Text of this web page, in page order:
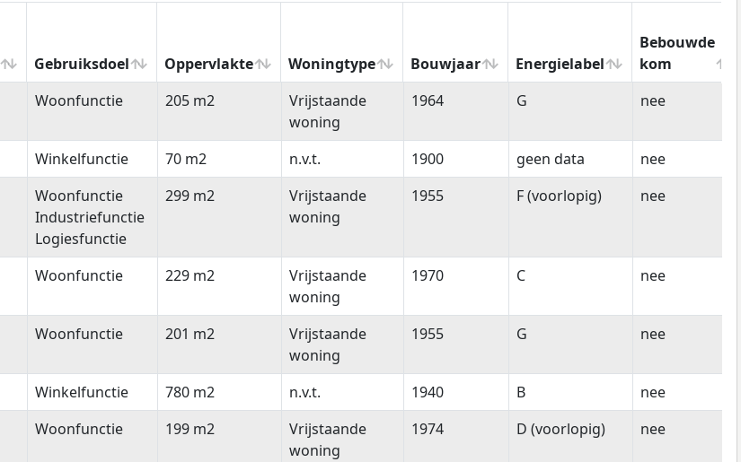
Gebruiksdoel Oppervlakte Woningtype Bouwjaar Energielabel
Bebouwde
kom
Gebruiksdoel Oppervlakte Woningtype Bouwjaar Energielabel
Bebouwde
Woonfunctie 205 m2
Vrijstaande
woning
1964 G nee
Winkelfunctie 70 m2 n.v.t. 1900 geen data
nee
Woonfunctie
Industriefunctie
Logiesfunctie
299 m2
Vrijstaande
woning
1955 F (voorlopig) nee
Woonfunctie 229 m2
Vrijstaande
woning
1970 C nee
Woonfunctie 201 m2
Vrijstaande
woning
1955 G nee
Winkelfunctie 780 m2 n.v.t. 1940 B
nee
Woonfunctie 199 m2
Vrijstaande
woning
1974 D (voorlopig) nee